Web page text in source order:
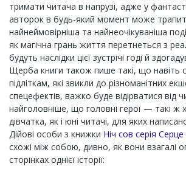
тримати читача в напрузі, адже у
авторок в будь-який момент може
найнеймовірніша та найнеочікуваніша
як магічна грань життя перетнеться з
будуть наслідки цієї зустрічі годі й
Щерба книги також пише такі, що навіть
підліткам, які звикли до різноманітних
спецефектів, важко буде відірватися від
найголовніше, що головні герої — такі ж
дівчатка, як і юні читачі, для яких
Дійові особи з книжки Ніч сов серія Серце
схожі між собою, дивно, як вони взагалі
сторінках однієї історії: